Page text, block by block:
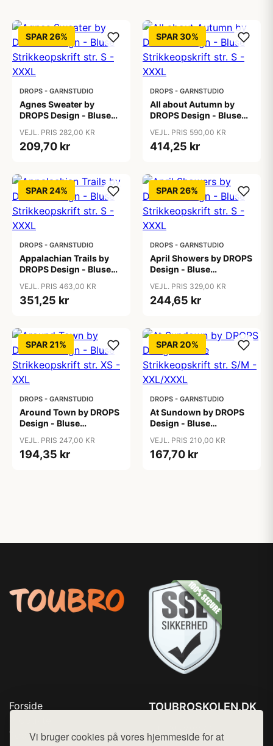
Vi bruger cookies på vores hjemmeside for at
SPAR 26%
DROPS - GARNSTUDIO
Agnes Sweater by
DROPS Design - Bluse
XXXL
VEJL. PRIS 282,00 KR
209,70 kr
SPAR 30%
DROPS - GARNSTUDIO
All about Autumn by
DROPS Design - Bluse
XXXL
VEJL. PRIS 590,00 KR
414,25 kr
SPAR 24%
DROPS - GARNSTUDIO
Appalachian Trails by
DROPS Design - Bluse
XXXL
VEJL. PRIS 463,00 KR
351,25 kr
SPAR 26%
DROPS - GARNSTUDIO
April Showers by DROPS
Design - Bluse
XXXL
VEJL. PRIS 329,00 KR
244,65 kr
SPAR 21%
DROPS - GARNSTUDIO
Around Town by DROPS
Design - Bluse
XXL
VEJL. PRIS 247,00 KR
194,35 kr
SPAR 20%
DROPS - GARNSTUDIO
At Sundown by DROPS
Design - Bluse
XXL/XXXL
VEJL. PRIS 210,00 KR
167,70 kr
Forside
Top Rabatter
TOUBROSKOLEN.DK